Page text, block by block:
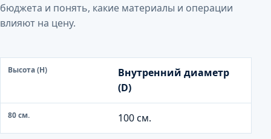
бюджета и понять, какие материалы и операции
влияют на цену.
В
с
о
т
Внутренний диаметр
(D)
100 см.